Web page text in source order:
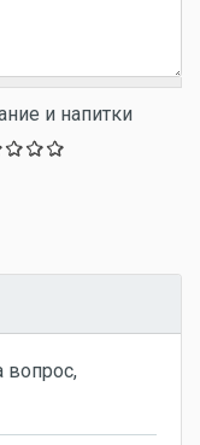
и напитки
вопрос,